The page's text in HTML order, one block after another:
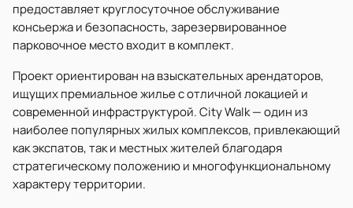
предоставляет круглосуточное обслуживание
консьержа и безопасность, зарезервированное
парковочное место входит в комплект.
Проект ориентирован на взыскательных арендаторов,
ищущих премиальное жилье с отличной локацией и
современной инфраструктурой. City Walk — один из
наиболее популярных жилых комплексов, привлекающий
как экспатов, так и местных жителей благодаря
стратегическому положению и многофункциональному
характеру территории.